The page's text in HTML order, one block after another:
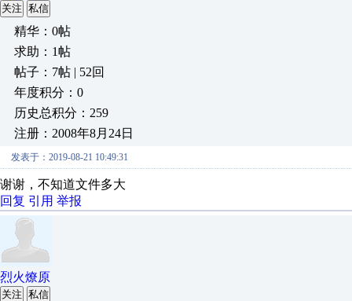
关注 私信
精华：0帖
求助：1帖
帖子：7帖 | 52回
年度积分：0
历史总积分：259
注册：2008年8月24日
发表于：2019-08-21 10:49:31
谢谢，不知道文件多大
回复 引用 举报
烈火燎原
关注 私信